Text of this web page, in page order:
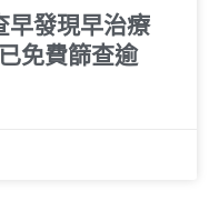
早發現早治療
免費篩查逾